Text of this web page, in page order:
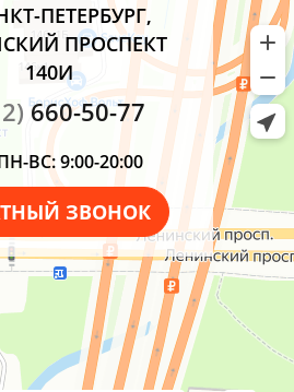
ПЕТЕРБУРГ,
ПРОСПЕКТ
140И
660-50-77
ВС: 9:00-20:00
ЗВОНОК